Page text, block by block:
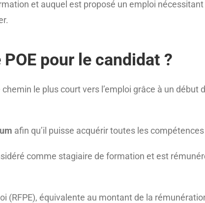
et auquel est proposé un emploi
pour le candidat ?
chemin le plus court vers l’emploi grâce à un début
afin qu’il puisse acquérir toutes les
comme stagiaire de formation et est
équivalente au montant de la